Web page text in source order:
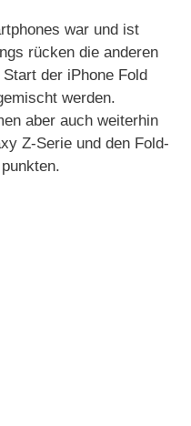
war und ist
rücken die anderen
der iPhone Fold
werden.
aber auch weiterhin
Z-Serie und den Fold-